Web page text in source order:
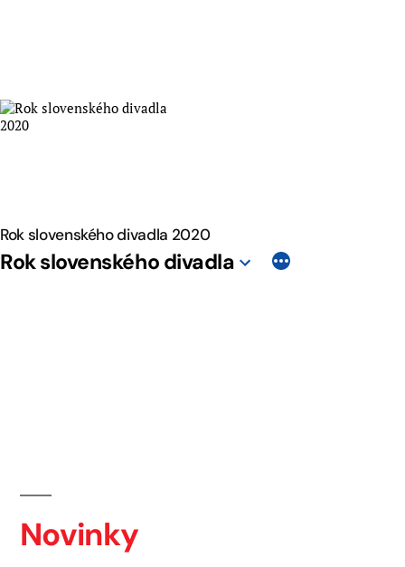
Rok slovenského divadla 2020
Rok slovenského divadla
Novinky